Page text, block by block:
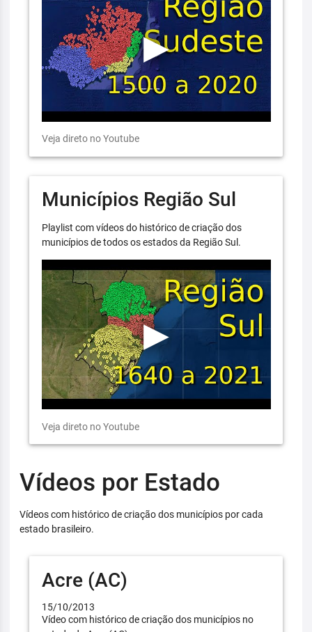
Veja direto no Youtube
Municípios Região Sul
Playlist com vídeos do histórico de criação dos
municípios de todos os estados da Região Sul.
Veja direto no Youtube
Vídeos por Estado
Vídeos com histórico de criação dos municípios por cada
estado brasileiro.
Acre (AC)
15/10/2013
Vídeo com histórico de criação dos municípios no